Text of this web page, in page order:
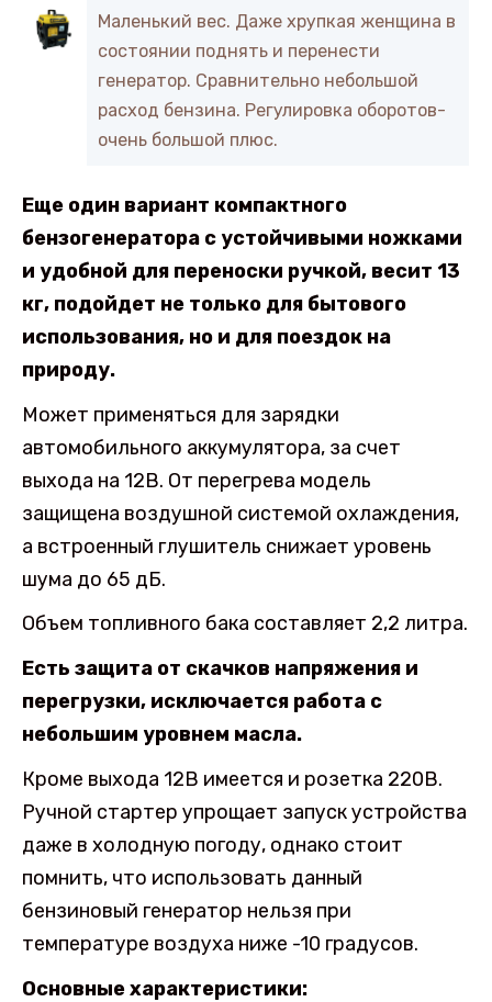
Маленький вес. Даже хрупкая женщина в
состоянии поднять и перенести
генератор. Сравнительно небольшой
расход бензина. Регулировка оборотов-
очень большой плюс.
Еще один вариант компактного
бензогенератора с устойчивыми ножками
и удобной для переноски ручкой, весит 13
кг, подойдет не только для бытового
использования, но и для поездок на
природу.
Может применяться для зарядки
автомобильного аккумулятора, за счет
выхода на 12В. От перегрева модель
защищена воздушной системой охлаждения,
а встроенный глушитель снижает уровень
шума до 65 дБ.
Объем топливного бака составляет 2,2 литра.
Есть защита от скачков напряжения и
перегрузки, исключается работа с
небольшим уровнем масла.
Кроме выхода 12В имеется и розетка 220В.
Ручной стартер упрощает запуск устройства
даже в холодную погоду, однако стоит
помнить, что использовать данный
бензиновый генератор нельзя при
температуре воздуха ниже -10 градусов.
Основные характеристики: